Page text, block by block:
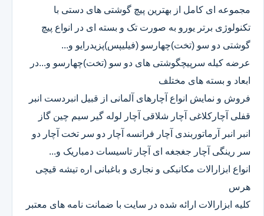
مجموعه ای کامل از بهترین پیچ گوشتی های دستی با
تکنولوژی برتر یورو به صورت تک و بسته ای در انواع پیچ
گوشتی دو سو (تخت)چهارسو (فیلیپس)پزیدرایو و...
عرضه کیله سرپیچگوشتی های دو سو (تخت)چهارسو و...در
ابعاد و بسته های مختلف
فروش و نمایش انواع آچارهای آلمانی از قبیل انبردست انبر
قفلی آچارکلاغی آچار شلاقی آچار لوله گیر سیم چین گاز
انبر انبر آرماتوربندی آچار فرانسه آچار دو سر تخت آچار دو
سر رینگی آچار جغجغه ای آچار تاسیسات دمباریک و...
انواع ابزارالات مکانیکی و نجاری و باغبانی اره تیشه قیچی
هرس
کلیه ابزارالات ارائه شده در سایت با ضمانت نامه های معتبر